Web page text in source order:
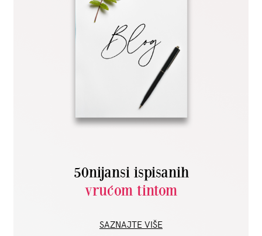
50nijansi ispisanih
vrućom tintom
SAZNAJTE VIŠE